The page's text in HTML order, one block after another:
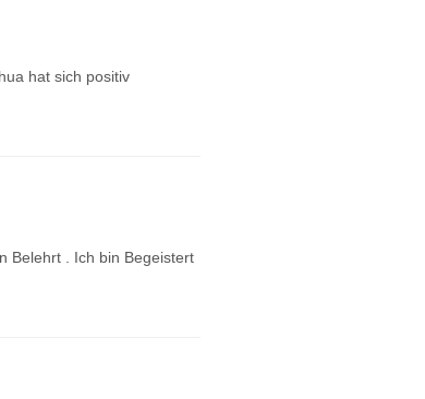
hat sich positiv
Belehrt . Ich bin Begeistert